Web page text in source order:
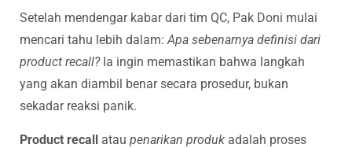
Setelah mendengar kabar dari tim QC, Pak Doni mulai
mencari tahu lebih dalam: Apa sebenarnya definisi dari
product recall?Ia ingin memastikan bahwa langkah
yang akan diambil benar secara prosedur, bukan
sekadar reaksi panik.
Product recall atau penarikan produk adalah proses